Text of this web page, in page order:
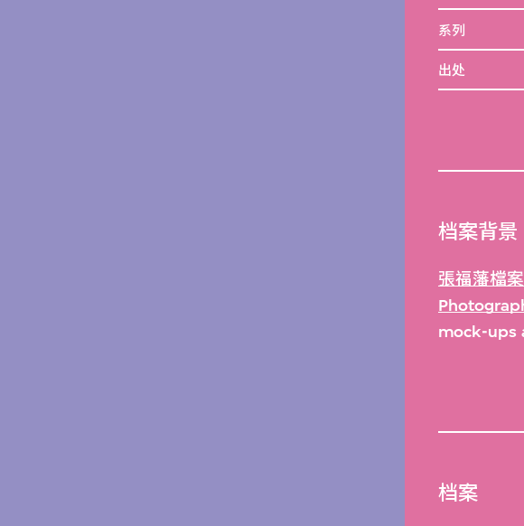
系列
出处
档案背景
張福藩檔
mock-ups
档案